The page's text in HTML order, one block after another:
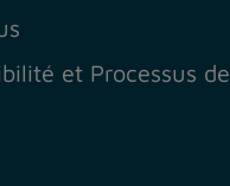
et Processus de